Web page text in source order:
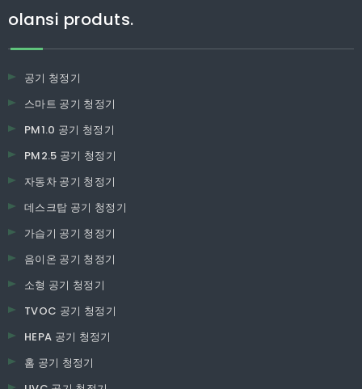
olansi produts.
공기 청정기
스마트 공기 청정기
PM1.0 공기 청정기
PM2.5 공기 청정기
자동차 공기 청정기
데스크탑 공기 청정기
가습기 공기 청정기
음이온 공기 청정기
소형 공기 청정기
TVOC 공기 청정기
HEPA 공기 청정기
홈 공기 청정기